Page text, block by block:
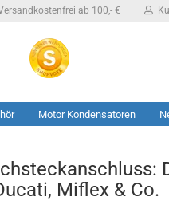
ab 100,- €
Motor Kondensatoren
Miflex & Co.